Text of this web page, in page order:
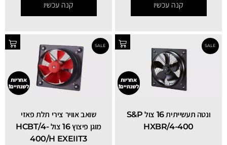
קנה עכשיו קנה עכשיו
ונטה תעשייתית 16 צול S&P
HXBR/4-400
אחריות
לשנתיים!
שואב אוויר צירי תלת פאזי
מוגן פיצוץ 16 צול HCBT/4-
400/H EXEIIT3
אחריות
לשנתיים!